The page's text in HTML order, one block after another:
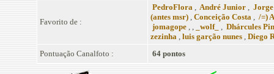
Favorito de :
PedroFlora , André Junior ,
(antes msr) , Conceição Costa , /=)
jomagope , , _wolf_ , Dhárcules
zezinha , luis garção nunes , Diego
Pontuação Canalfoto :
64 pontos